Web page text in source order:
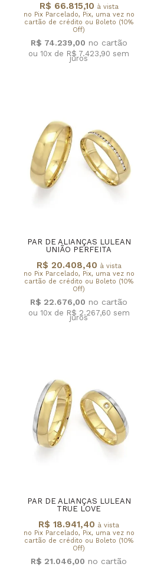
R$ 66.815,10 à vista
no Pix Parcelado, Pix, uma vez no
cartão de crédito ou Boleto (10%
Off)
R$ 74.239,00
ou 10x de R$ 7.423,90 sem
juros
PAR DE ALIANÇAS LULEAN
UNIÃO PERFEITA
R$ 20.408,40 à vista
no Pix Parcelado, Pix, uma vez no
cartão de crédito ou Boleto (10%
Off)
R$ 22.676,00
ou 10x de R$ 2.267,60 sem
juros
PAR DE ALIANÇAS LULEAN
TRUE LOVE
R$ 18.941,40 à vista
no Pix Parcelado, Pix, uma vez no
cartão de crédito ou Boleto (10%
Off)
R$ 21.046,00